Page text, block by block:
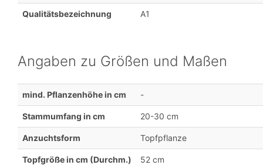
Qualitätsbezeichnung A1
Angaben zu Größen und Maßen
mind. Pflanzenhöhe in cm -
Stammumfang in cm 20-30 cm
Anzuchtsform Topfpflanze
Topfgröße in cm (Durchm.) 52 cm